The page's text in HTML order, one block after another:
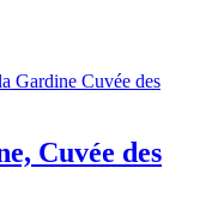
Cuvée des